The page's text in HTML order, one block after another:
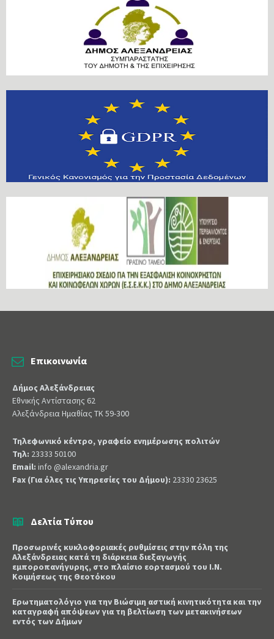
Επικοινωνία
Δήμος Αλεξάνδρειας
Εθνικής Αντίστασης 62
Αλεξάνδρεια Ημαθίας ΤΚ 59-300
Τηλεφωνικό κέντρο, γραφείο ενημέρωσης πολιτών
Τηλ: 23333 50100
Email: info @alexandria.gr
Fax (Για όλες τις Υπηρεσίες του Δήμου): 23330 23625
Δελτία Τύπου
Προσωρινές κυκλοφοριακές ρυθμίσεις στην πόλη της
Αλεξάνδρειας κατά τη διάρκεια διεξαγωγής
εμποροπανήγυρης, στο πλαίσιο εορτασμού του Ι.Ν.
Κοιμήσεως της Θεοτόκου
Ερωτηματολόγιο για την Βιώσιμη αστική κινητικότητα και την
καταγραφή απόψεων για τη βελτίωση των μετακινήσεων
εντός των Δήμων